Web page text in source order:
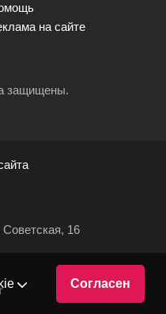
Согласен
на сайте
защищены.
Советская, 16